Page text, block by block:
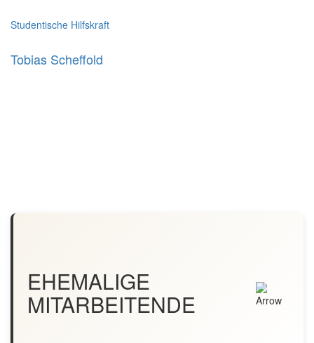
Studentische Hilfskraft
Tobias Scheffold
EHEMALIGE
MITARBEITENDE